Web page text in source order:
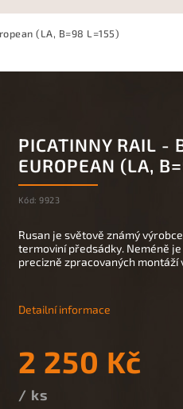
(LA, B=98 L=155)
PICATINNY RAIL -
EUROPEAN (LA,
Kód: 9923
2 250 Kč
/ ks
Rusan je světově známý
termoviní předsádky. Neméně
precizně zpracovaných montáží
Detailní informace